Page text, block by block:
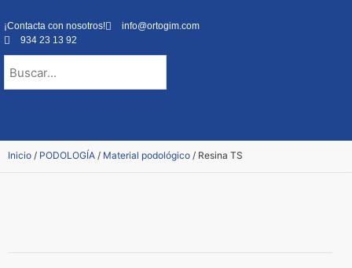
¡Contacta con nosotros!
info@ortogim.com
934 23 13 92
Inicio / PODOLOGÍA / Material podológico / Resina TS